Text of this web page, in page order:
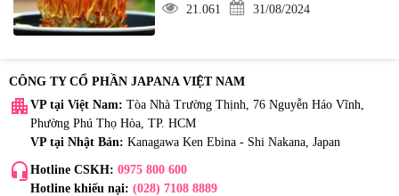
21.061
31/08/2024
CÔNG TY CỔ PHẦN JAPANA VIỆT NAM
apartment VP tại Việt Nam: Tòa Nhà Trường Thịnh, 76 Nguyễn Háo Vĩnh,
Phường Phú Thọ Hòa, TP. HCM
VP tại Nhật Bản: Kanagawa Ken Ebina - Shi Nakana, Japan
headset_mic Hotline CSKH: 0975 800 600
Hotline khiếu nại: (028) 7108 8889